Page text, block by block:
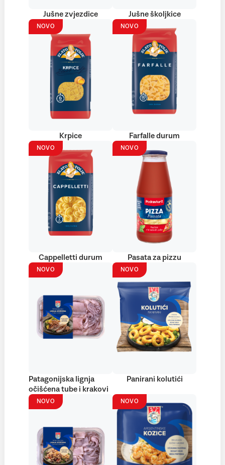
Jušne zvjezdice Jušne školjkice
NOVO
Krpice
NOVO
Farfalle durum
NOVO
Cappelletti durum
NOVO
Pasata za pizzu
NOVO
Patagonijska lignja
očišćena tube i krakovi
NOVO
Panirani kolutići
NOVO NOVO